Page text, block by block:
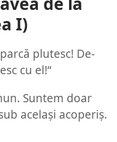
I)
plutesc! De-
cu el!“
Suntem doar
acelaşi acoperiş.